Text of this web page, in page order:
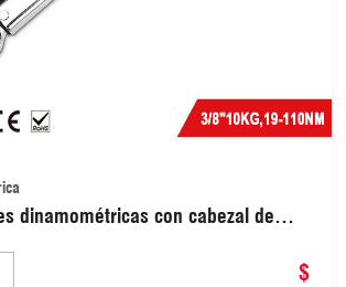
dinamométricas con cabezal de
$